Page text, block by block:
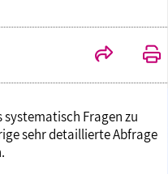
Fragen zu
sehr detaillierte Abfrage